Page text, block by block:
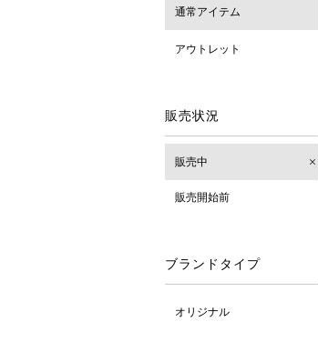
通常アイテム
アウトレット
販売状況
販売中
販売開始前
ブランドタイプ
オリジナル